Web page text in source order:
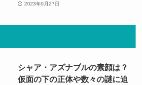
2023年9月27日
シャア・アズナブルの素顔は？
仮面の下の正体や数々の謎に迫